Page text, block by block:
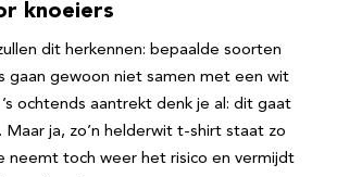
knoeiers
dit herkennen: bepaalde soorten
gaan gewoon niet samen met een wit
ochtends aantrekt denk je al: dit gaat
ja, zo’n helderwit t-shirt staat zo
neemt toch weer het risico en vermijdt